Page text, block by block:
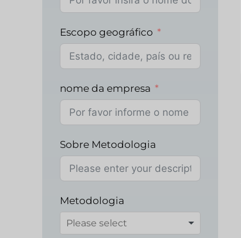
Escopo geográfico
nome da empresa
Sobre Metodologia
Metodologia